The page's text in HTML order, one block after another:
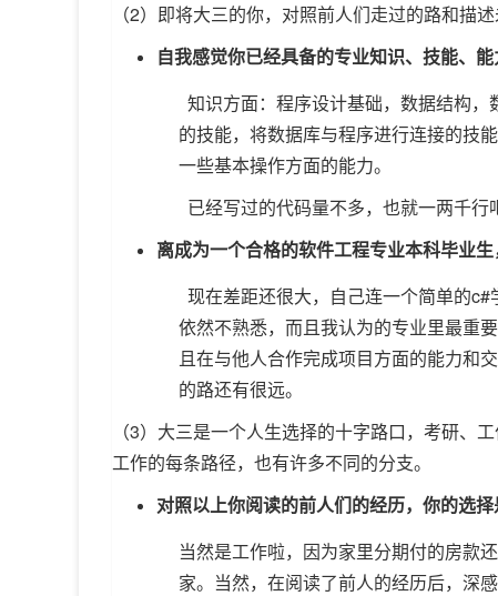
（2）即将大三的你，对照前人们走过的路和描
自我感觉你已经具备的专业知识、技能、
知识方面：程序设计基础，数据结构
的技能，将数据库与程序进行连接的技
一些基本操作方面的能力。
已经写过的代码量不多，也就一两千行
离成为一个合格的软件工程专业本科毕业
现在差距还很大，自己连一个简单的
依然不熟悉，而且我认为的专业里最重
且在与他人合作完成项目方面的能力和
的路还有很远。
（3）大三是一个人生选择的十字路口，考研、
工作的每条路径，也有许多不同的分支。
对照以上你阅读的前人们的经历，你的选择
当然是工作啦，因为家里分期付的房款
家。当然，在阅读了前人的经历后，深